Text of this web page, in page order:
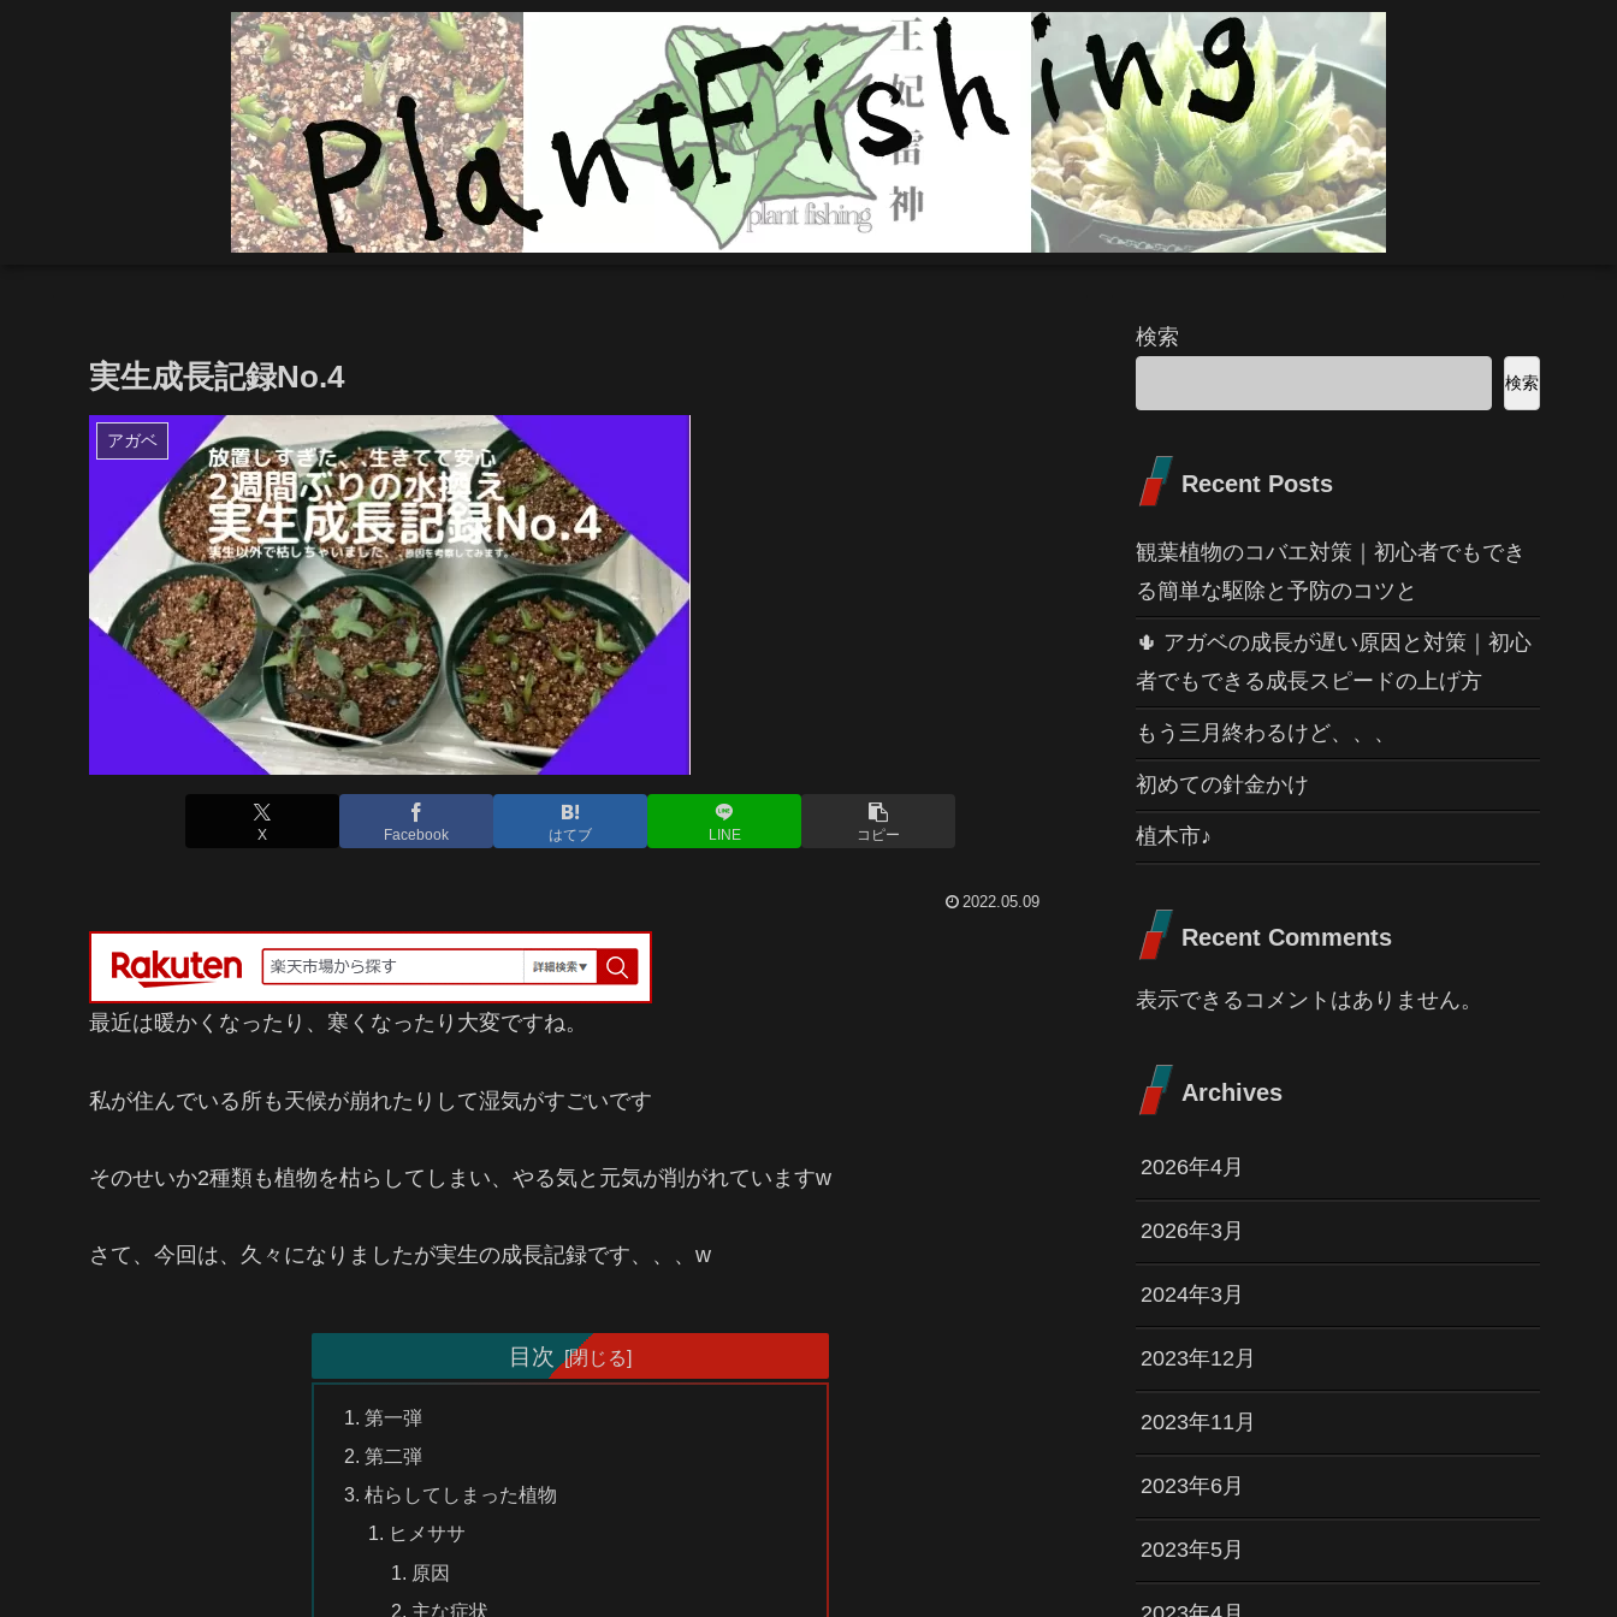
実生成長記録No.4
アガベ
X Facebook はてブ LINE コピー
2022.05.09
最近は暖かくなったり、寒くなったり大変ですね。
私が住んでいる所も天候が崩れたりして湿気がすごいです
そのせいか2種類も植物を枯らしてしまい、やる気と元気が削がれていますw
さて、今回は、久々になりましたが実生の成長記録です、、、w
目次
第一弾
第二弾
枯らしてしまった植物
ヒメササ
原因
主な症状
検索
検索
Recent Posts
観葉植物のコバエ対策｜初心者でもでき
る簡単な駆除と予防のコツと
🌵 アガベの成長が遅い原因と対策｜初心
者でもできる成長スピードの上げ方
もう三月終わるけど、、、
初めての針金かけ
植木市♪
Recent Comments
表示できるコメントはありません。
Archives
2026年4月
2026年3月
2024年3月
2023年12月
2023年11月
2023年6月
2023年5月